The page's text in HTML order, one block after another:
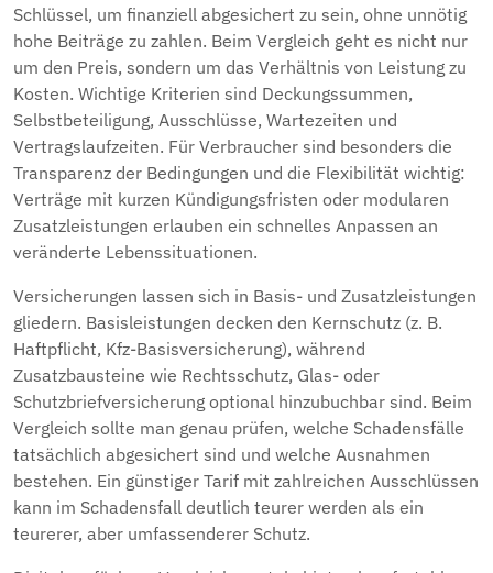
Schlüssel, um finanziell abgesichert zu sein, ohne unnötig
hohe Beiträge zu zahlen. Beim Vergleich geht es nicht nur
um den Preis, sondern um das Verhältnis von Leistung zu
Kosten. Wichtige Kriterien sind Deckungssummen,
Selbstbeteiligung, Ausschlüsse, Wartezeiten und
Vertragslaufzeiten. Für Verbraucher sind besonders die
Transparenz der Bedingungen und die Flexibilität wichtig:
Verträge mit kurzen Kündigungsfristen oder modularen
Zusatzleistungen erlauben ein schnelles Anpassen an
veränderte Lebenssituationen.
Versicherungen lassen sich in Basis- und Zusatzleistungen
gliedern. Basisleistungen decken den Kernschutz (z. B.
Haftpflicht, Kfz-Basisversicherung), während
Zusatzbausteine wie Rechtsschutz, Glas- oder
Schutzbriefversicherung optional hinzubuchbar sind. Beim
Vergleich sollte man genau prüfen, welche Schadensfälle
tatsächlich abgesichert sind und welche Ausnahmen
bestehen. Ein günstiger Tarif mit zahlreichen Ausschlüssen
kann im Schadensfall deutlich teurer werden als ein
teurerer, aber umfassenderer Schutz.